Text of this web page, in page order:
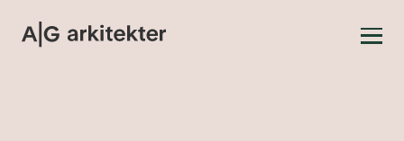
ag-arkitekter
Projekt